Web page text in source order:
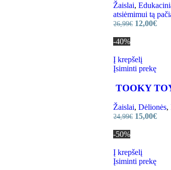
Žaislai,
atsiėmimui tą
26,99€ 12,00€
-40%
Į krepšelį
Įsiminti prekę
TOOKY
Žaislai, Dėlionės,
24,99€ 15,00€
-50%
Į krepšelį
Įsiminti prekę